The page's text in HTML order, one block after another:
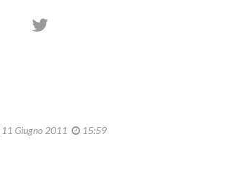
11 Giugno 2011 15:59